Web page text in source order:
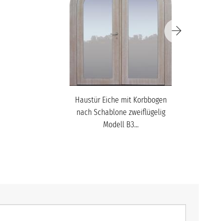
Haustür Eiche mit Korbbogen
nach Schablone zweiflügelig
Modell B3...